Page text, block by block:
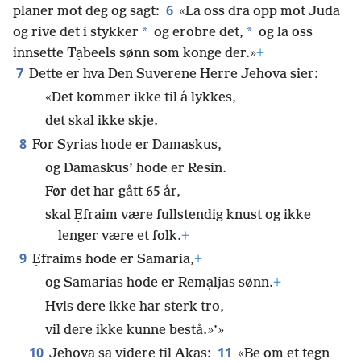
planer mot deg og sagt: 6 «La oss dra opp mot Juda
og rive det i stykker * og erobre det, * og la oss
innsette Tạbeels sønn som konge der.»+
7 Dette er hva Den Suverene Herre Jehova sier:
«Det kommer ikke til å lykkes,
det skal ikke skje.
8 For Syrias hode er Damaskus,
og Damaskus’ hode er Resin.
Før det har gått 65 år,
skal Ẹfraim være fullstendig knust og ikke
lenger være et folk.+
9 Ẹfraims hode er Samaria,+
og Samarias hode er Remạljas sønn.+
Hvis dere ikke har sterk tro,
vil dere ikke kunne bestå.»’»
10 Jehova sa videre til Akas: 11 «Be om et tegn